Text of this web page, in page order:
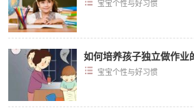
宝宝个性与好习惯
如何培养孩子独立做作业
宝宝个性与好习惯